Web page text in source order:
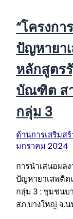
“โครงก
ปัญหายา
หลักสูตร
บัณฑิต ส
กลุ่ม 3
ด้านการเสริมส
มกราคม 2024
การนำเสนอผล
ปัญหายาเสพติด
กลุ่ม 3 : ชุมชนบ
สภ.บางใหญ่ จ.